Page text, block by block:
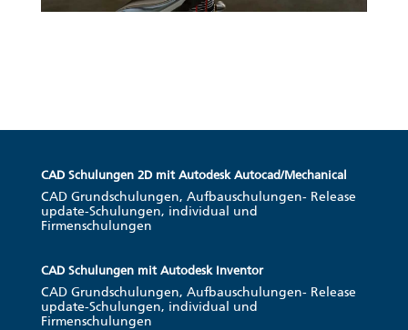
CAD Schulungen 2D mit Autodesk Autocad/Mechanical
CAD Grundschulungen, Aufbauschulungen- Release
update-Schulungen, individual und
Firmenschulungen
CAD Schulungen mit Autodesk Inventor
CAD Grundschulungen, Aufbauschulungen- Release
update-Schulungen, individual und
Firmenschulungen